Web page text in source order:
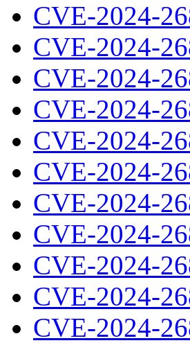
CVE-2024-
CVE-2024-
CVE-2024-
CVE-2024-
CVE-2024-
CVE-2024-
CVE-2024-
CVE-2024-
CVE-2024-
CVE-2024-
CVE-2024-